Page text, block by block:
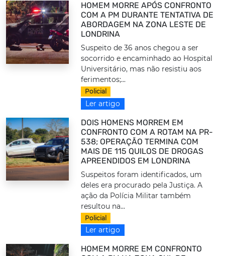
HOMEM MORRE APÓS CONFRONTO
COM A PM DURANTE TENTATIVA DE
ABORDAGEM NA ZONA LESTE DE
LONDRINA
Suspeito de 36 anos chegou a ser
socorrido e encaminhado ao Hospital
Universitário, mas não resistiu aos
ferimentos;...
Policial
Ler artigo
DOIS HOMENS MORREM EM
CONFRONTO COM A ROTAM NA PR-
538; OPERAÇÃO TERMINA COM
MAIS DE 115 QUILOS DE DROGAS
APREENDIDOS EM LONDRINA
Suspeitos foram identificados, um
deles era procurado pela Justiça. A
ação da Polícia Militar também
resultou na...
Policial
Ler artigo
HOMEM MORRE EM CONFRONTO